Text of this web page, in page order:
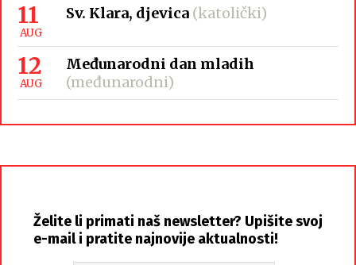
11
AUG
Sv. Klara, djevica (katolički)
12
AUG
Međunarodni dan mladih
(međunarodni)
Želite li primati naš newsletter? Upišite svoj
e-mail i pratite najnovije aktualnosti!